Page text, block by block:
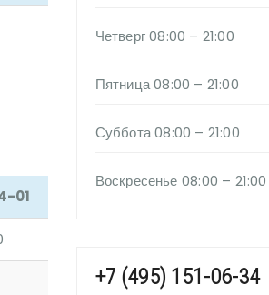
01
Четверг08:00 – 21:00
Пятница08:00 – 21:00
Суббота08:00 – 21:00
Воскресенье 08:00 – 21:00
+7 (495) 151-06-34